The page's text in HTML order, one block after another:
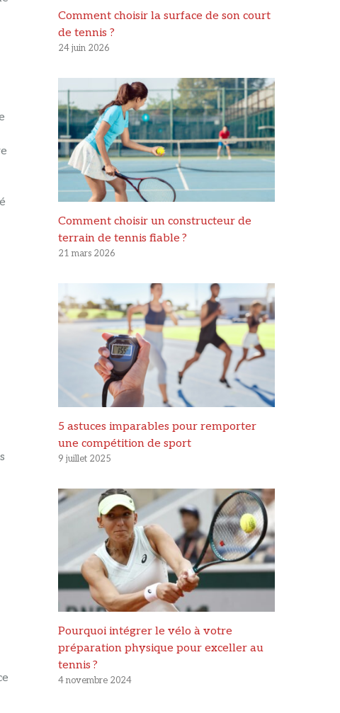
Comment choisir la surface de son court
de tennis ?
24 juin 2026
Comment choisir un constructeur de
terrain de tennis fiable ?
21 mars 2026
5 astuces imparables pour remporter
une compétition de sport
9 juillet 2025
Pourquoi intégrer le vélo à votre
préparation physique pour exceller au
tennis ?
4 novembre 2024